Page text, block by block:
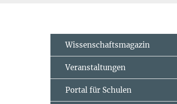
Wissenschaftsmagazin
Veranstaltungen
Portal für Schulen